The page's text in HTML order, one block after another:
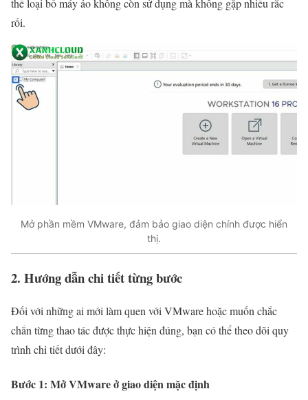
thể loại bỏ máy ảo không còn sử dụng mà không gặp nhiều rắc
rối.
Mở phần mềm VMware, đảm bảo giao diện chính được hiển
thị.
2. Hướng dẫn chi tiết từng bước
Đối với những ai mới làm quen với VMware hoặc muốn chắc
chắn từng thao tác được thực hiện đúng, bạn có thể theo dõi quy
trình chi tiết dưới đây:
Bước 1: Mở VMware ở giao diện mặc định